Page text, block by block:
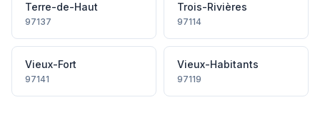
Terre-de-Haut
97137
Trois-Rivières
97114
Vieux-Fort
97141
Vieux-Habitants
97119